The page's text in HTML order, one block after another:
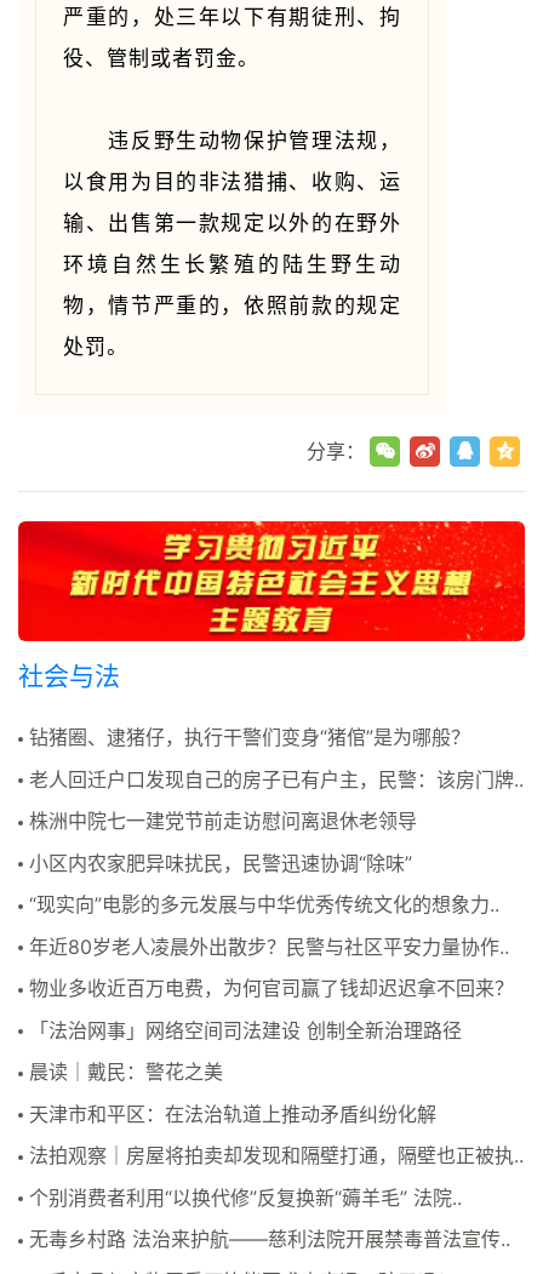
严重的，处三年以下有期徒刑、拘
役、管制或者罚金。
违反野生动物保护管理法规，
以食用为目的非法猎捕、收购、运
输、出售第一款规定以外的在野外
环境自然生长繁殖的陆生野生动
物，情节严重的，依照前款的规定
处罚。
分享：
社会与法
钻猪圈、逮猪仔，执行干警们变身“猪倌”是为哪般？
老人回迁户口发现自己的房子已有户主，民警：该房门牌..
株洲中院七一建党节前走访慰问离退休老领导
小区内农家肥异味扰民，民警迅速协调“除味”
“现实向”电影的多元发展与中华优秀传统文化的想象力..
年近80岁老人凌晨外出散步？民警与社区平安力量协作..
物业多收近百万电费，为何官司赢了钱却迟迟拿不回来？
「法治网事」网络空间司法建设 创制全新治理路径
晨读｜戴民：警花之美
天津市和平区：在法治轨道上推动矛盾纠纷化解
法拍观察｜房屋将拍卖却发现和隔壁打通，隔壁也正被执..
个别消费者利用“以换代修”反复换新“薅羊毛” 法院..
无毒乡村路 法治来护航——慈利法院开展禁毒普法宣传..